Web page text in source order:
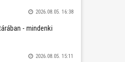
2026.08.05. 16:38
- mindenki
2026.08.05. 15:11